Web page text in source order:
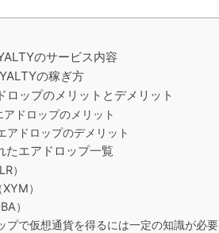
のサービス内容
の稼ぎ方
ロップのメリットとデメリット
ドロップのメリット
アドロップのデメリット
たエアドロップ一覧
）
）
）
プで仮想通貨を得るには一定の知識が必要